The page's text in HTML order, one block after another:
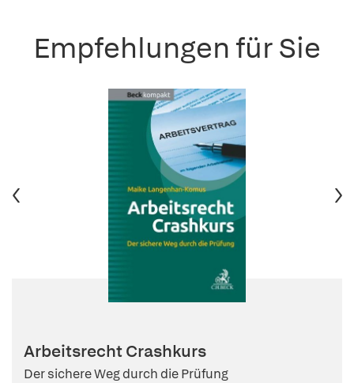
Empfehlungen für Sie
Arbeitsrecht Crashkurs
Der sichere Weg durch die Prüfung